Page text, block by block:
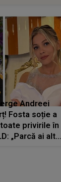
Andreei
Fosta soție a
privirile în
„Parcă ai altă